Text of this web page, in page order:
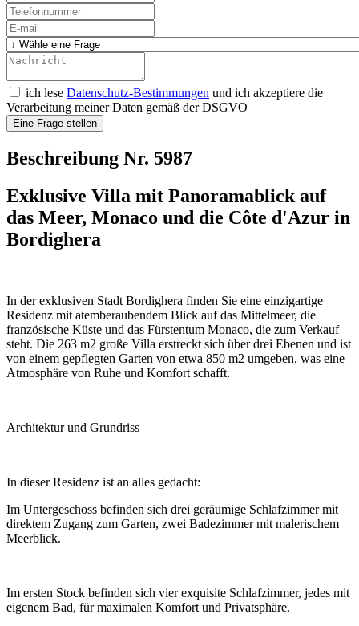
ich lese Datenschutz-Bestimmungen und ich akzeptiere die
Verarbeitung meiner Daten gemäß der DSGVO
Eine Frage stellen
Beschreibung Nr. 5987
Exklusive Villa mit Panoramablick auf
das Meer, Monaco und die Côte d'Azur in
Bordighera
In der exklusiven Stadt Bordighera finden Sie eine einzigartige
Residenz mit atemberaubendem Blick auf das Mittelmeer, die
französische Küste und das Fürstentum Monaco, die zum Verkauf
steht. Die 263 m2 große Villa erstreckt sich über drei Ebenen und ist
von einem gepflegten Garten von etwa 850 m2 umgeben, was eine
Atmosphäre von Ruhe und Komfort schafft.
Architektur und Grundriss
In dieser Residenz ist an alles gedacht:
Im Untergeschoss befinden sich drei geräumige Schlafzimmer mit
direktem Zugang zum Garten, zwei Badezimmer mit malerischem
Meerblick.
Im ersten Stock befinden sich vier exquisite Schlafzimmer, jedes mit
eigenem Bad, für maximalen Komfort und Privatsphäre.